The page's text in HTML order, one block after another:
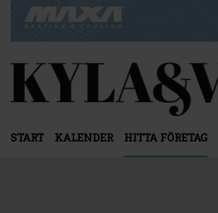
START KALENDER HITTA FÖRETAG